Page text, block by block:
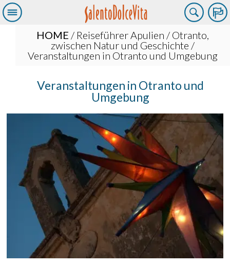
HOME / Reiseführer Apulien / Otranto,
zwischen Natur und Geschichte /
Veranstaltungen in Otranto und Umgebung
Veranstaltungen in Otranto und
Umgebung